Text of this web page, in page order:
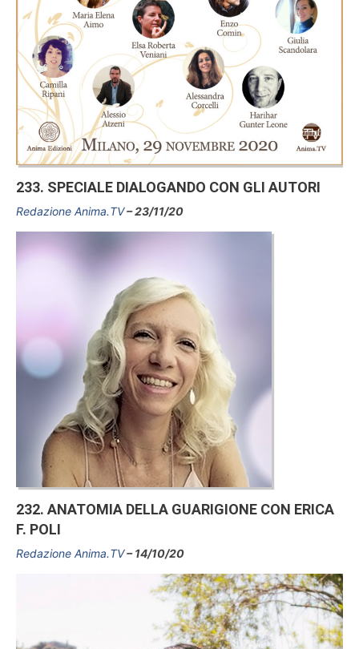
233. SPECIALE DIALOGANDO CON GLI AUTORI
Redazione Anima.TV 23/11/20
232. ANATOMIA DELLA GUARIGIONE CON ERICA
F. POLI
Redazione Anima.TV 14/10/20